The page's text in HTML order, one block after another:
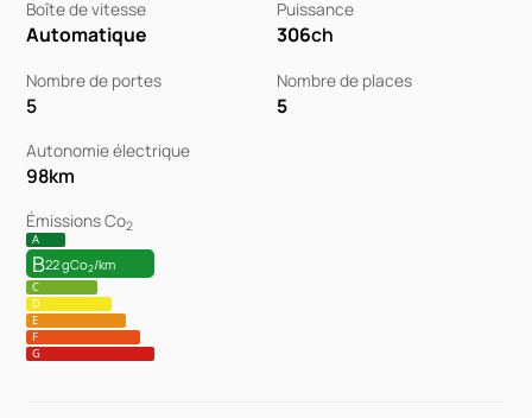
Boîte de vitesse
Automatique
Puissance
306ch
Nombre de portes
5
Nombre de places
5
Autonomie électrique
98km
Émissions Co2
A
B22 gCo2/km
C
D
E
F
G